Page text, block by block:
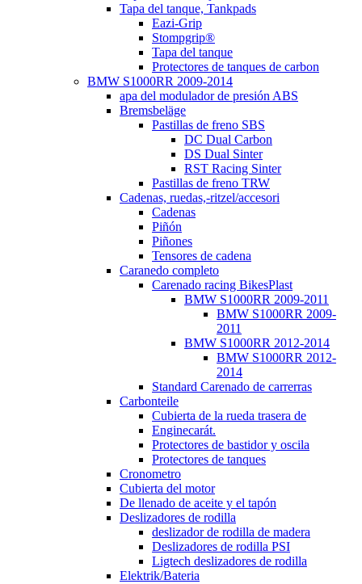
Tapa del tanque, Tankpads
Eazi-Grip
Stompgrip®
Tapa del tanque
Protectores de tanques de carbon
BMW S1000RR 2009-2014
apa del modulador de presión ABS
Bremsbeläge
Pastillas de freno SBS
DC Dual Carbon
DS Dual Sinter
RST Racing Sinter
Pastillas de freno TRW
Cadenas, ruedas,-ritzel/accesori
Cadenas
Piñón
Piñones
Tensores de cadena
Caranedo completo
Carenado racing BikesPlast
BMW S1000RR 2009-2011
BMW S1000RR 2009-
2011
BMW S1000RR 2012-2014
BMW S1000RR 2012-
2014
Standard Carenado de carrerras
Carbonteile
Cubierta de la rueda trasera de
Enginecarát.
Protectores de bastidor y oscila
Protectores de tanques
Cronometro
Cubierta del motor
De llenado de aceite y el tapón
Deslizadores de rodilla
deslizador de rodilla de madera
Deslizadores de rodilla PSI
Ligtech deslizadores de rodilla
Elektrik/Bateria